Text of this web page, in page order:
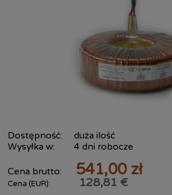
Dostępność:
duża ilość
Wysyłka w:
4 dni robocze
Cena brutto: 541,00 zł
Cena (EUR): 128,81 €